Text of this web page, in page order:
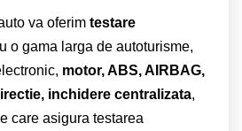
va oferim testare
o gama larga de autoturisme,
motor, ABS, AIRBAG,
inchidere centralizata,
care asigura testarea